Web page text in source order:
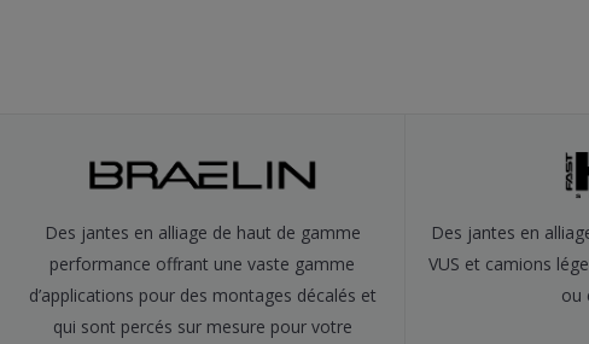
Des jantes en alliage de haut de gamme
performance offrant une vaste gamme
d’applications pour des montages décalés et
qui sont percés sur mesure pour votre
Des jantes en
VUS et camions
ou